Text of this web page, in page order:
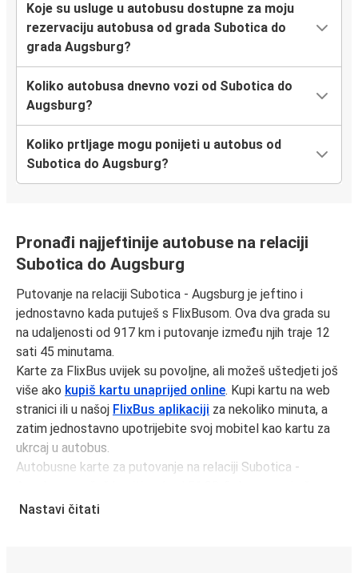
Koje su usluge u autobusu dostupne za moju
rezervaciju autobusa od grada Subotica do
grada Augsburg?
Koliko autobusa dnevno vozi od Subotica do
Augsburg?
Koliko prtljage mogu ponijeti u autobus od
Subotica do Augsburg?
Pronađi najjeftinije autobuse na relaciji
Subotica do Augsburg
Putovanje na relaciji Subotica - Augsburg je jeftino i
jednostavno kada putuješ s FlixBusom. Ova dva grada su
na udaljenosti od 917 km i putovanje između njih traje 12
sati 45 minutama.
Karte za FlixBus uvijek su povoljne, ali možeš uštedjeti još
više ako kupiš kartu unaprijed online. Kupi kartu na web
stranici ili u našoj FlixBus aplikaciji za nekoliko minuta, a
zatim jednostavno upotrijebite svoj mobitel kao kartu za
ukrcaj u autobus.
Autobusne karte za putovanje na relaciji Subotica -
unaprijed i/ili izvan prometnog vremena, poput vikenda i
Nastavi čitati